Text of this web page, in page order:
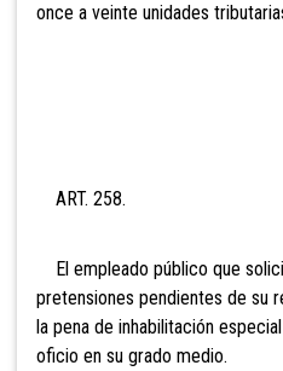
once a veinte unidades
ART. 258.
El empleado público que
pretensiones pendientes de su
la pena de inhabilitación
oficio en su grado medio.